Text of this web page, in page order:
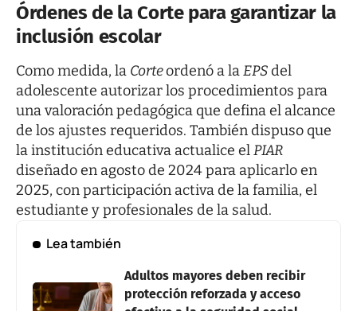
Órdenes de la Corte para garantizar la
inclusión escolar
Como medida, la Corteordenó a laEPSdel
adolescente autorizar los procedimientos para
una valoración pedagógica que defina el alcance
de los ajustes requeridos. También dispuso que
la institución educativa actualice elPIAR
diseñado en agosto de 2024 para aplicarlo en
2025, con participación activa de la familia, el
estudiante y profesionales de la salud.
Lea también
Adultos mayores deben recibir
protección reforzada y acceso